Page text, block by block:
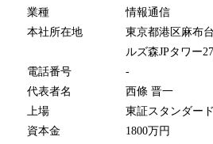
業種
情報通信
本社所在地
東京都港区麻布
ルズ森JPタワー
電話番号
-
代表者名
西條 晋一
上場
東証スタンダード
資本金
1800万円